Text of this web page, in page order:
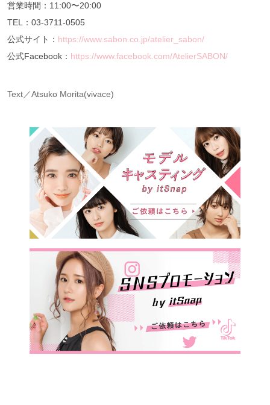
営業時間：11:00〜20:00
TEL：03-3711-0505
公式サイト： https://www.sabon.co.jp/atelier_sabon/
公式Facebook： https://www.facebook.com/AtelierSABON/
Text／Atsuko Morita(vivace)